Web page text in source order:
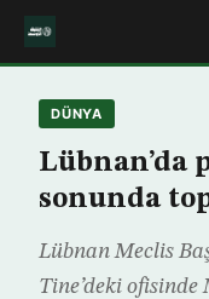
DÜNYA
Lübnan’da
sonunda
Lübnan Meclis
Tine’deki ofisinde